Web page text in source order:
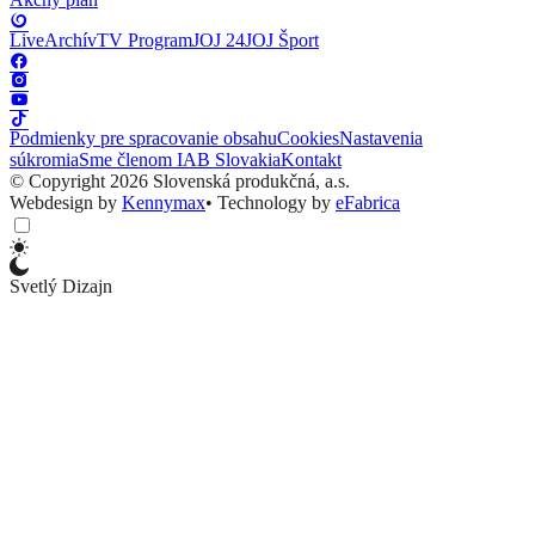
LiveArchívTV ProgramJOJ 24JOJ Šport
Podmienky pre spracovanie obsahuCookiesNastavenia
súkromiaSme členom IAB SlovakiaKontakt
© Copyright 2026 Slovenská produkčná, a.s.
Webdesign by Kennymax• Technology by eFabrica
Svetlý Dizajn